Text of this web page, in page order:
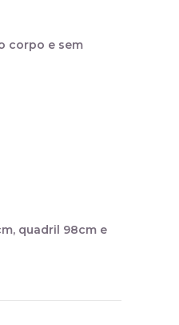
corpo e sem
quadril 98cm e